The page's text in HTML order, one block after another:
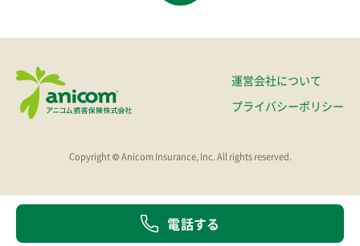
電話する
運営会社について
プライバシーポリシー
Copyright © Anicom Insurance, Inc. All rights reserved.